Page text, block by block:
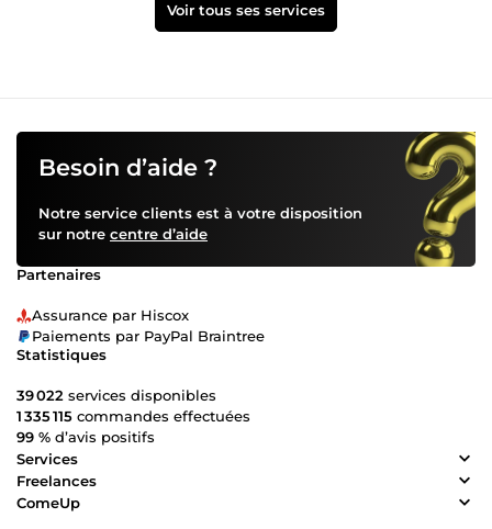
Voir tous ses services
Besoin d’aide ?
Notre service clients est à votre disposition
sur notre centre d’aide
Partenaires
Assurance par Hiscox
Paiements par PayPal Braintree
Statistiques
39 022 services disponibles
1 335 115 commandes effectuées
99 % d’avis positifs
Services
Freelances
ComeUp